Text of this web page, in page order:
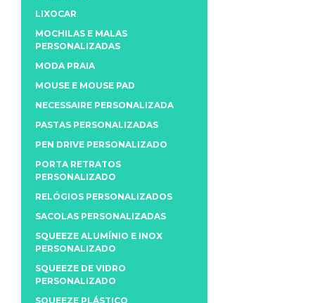
LIXOCAR
MOCHILAS E MALAS
PERSONALIZADAS
MODA PRAIA
MOUSE E MOUSE PAD
NECESSAIRE PERSONALIZADA
PASTAS PERSONALIZADAS
PEN DRIVE PERSONALIZADO
PORTA RETRATOS
PERSONALIZADO
RELÓGIOS PERSONALIZADOS
SACOLAS PERSONALIZADAS
SQUEEZE ALUMÍNIO E INOX
PERSONALIZADO
SQUEEZE DE VIDRO
PERSONALIZADO
SQUEEZE PLÁSTICO